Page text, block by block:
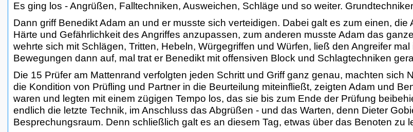
Es ging los - Angrüßen, Falltechniken, Ausweichen, Schläge und so weiter.
Dann griff Benedikt Adam an und er musste sich verteidigen. Dabei galt es zum einen,
Härte und Gefährlichkeit des Angriffes anzupassen, zum anderen musste Adam das
wehrte sich mit Schlägen, Tritten, Hebeln, Würgegriffen und Würfen, ließ den Angreifer
Bewegungen dann auf, mal trat er Benedikt mit offensiven Block und Schlagtechniken
Die 15 Prüfer am Mattenrand verfolgten jeden Schritt und Griff ganz genau, machten sich
die Kondition von Prüfling und Partner in die Beurteilung miteinfließt, zeigten Adam und
waren und legten mit einem zügigen Tempo los, das sie bis zum Ende der Prüfung
endlich die letzte Technik, im Anschluss das Abgrüßen - und das Warten, denn Dieter
Besprechungsraum. Denn schließlich galt es an diesem Tag, etwas über das Benoten zu